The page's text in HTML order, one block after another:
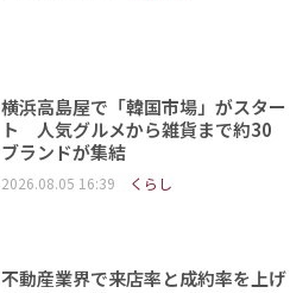
横浜高島屋で「韓国市場」がスター
ト 人気グルメから雑貨まで約30
ブランドが集結
2026.08.05 16:39 くらし
不動産業界で来店率と成約率を上げ